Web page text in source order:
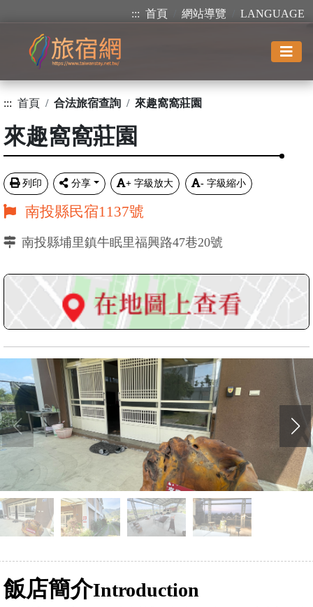
::: 首頁 網站導覽 LANGUAGE
::: 首頁 合法旅宿查詢 來趣窩窩莊園
來趣窩窩莊園
列印 分享 + 字級放大 - 字級縮小
南投縣民宿1137號
南投縣埔里鎮牛眠里福興路47巷20號
飯店簡介Introduction